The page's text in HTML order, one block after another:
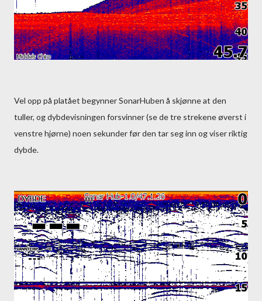
Vel opp på platået begynner SonarHuben å skjønne at den
tuller, og dybdevisningen forsvinner (se de tre strekene øverst i
venstre hjørne) noen sekunder før den tar seg inn og viser riktig
dybde.